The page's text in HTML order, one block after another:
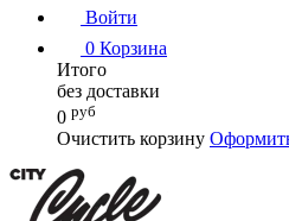
Войти
0 Корзина
Итого
без доставки
0 руб
Очистить корзину